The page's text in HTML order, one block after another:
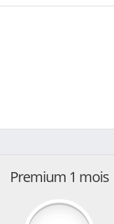
Premium 1 mois